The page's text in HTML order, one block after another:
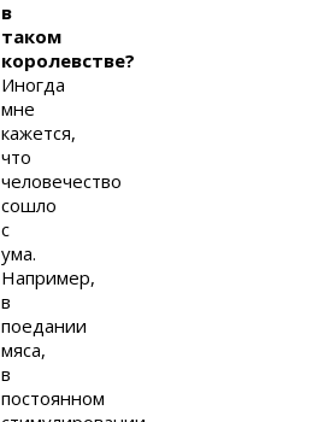
в
таком
королевстве?
Иногда
мне
кажется,
что
человечество
сошло
с
ума.
Например,
в
поедании
мяса,
в
постоянном